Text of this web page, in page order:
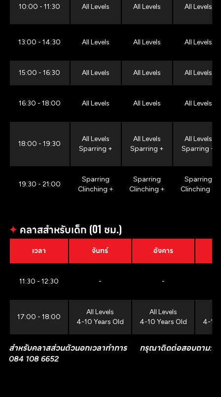
10:00 - 11:30 All Levels All Levels All Levels
13:00 - 14:30 All Levels All Levels All Levels
15:00 - 16:30 All Levels All Levels All Levels
16:30 - 18:00 All Levels All Levels All Levels
18:00 - 19:30
All Levels
Sparring +
All Levels
Sparring +
All Levels
Sparring +
19:30 - 21:00
Sparring
Clinching +
Sparring
Clinching +
Sparring
Clinching +
✦ คลาสสำหรับเด็ก (01 ชม.)
เวลา จันทร์ อังคาร
11:30 - 12:30 - -
17:00 - 18:00
All Levels
4-10 Years Old
All Levels
4-10 Years Old
4-10
สำหรับคลาสส่วนตัวนอกเวลาทำการ กรุณาติดต่อสอบถาม:
084 108 6652